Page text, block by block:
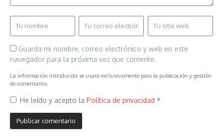
Guarda mi nombre, correo electrónico y web en este
navegador para la próxima vez que comente.
La información introducida se usara exclusivamente para la publicación y gestión
de comentarios
He leído y acepto la Política de privacidad *